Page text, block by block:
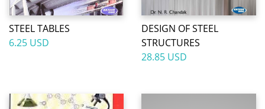
STEEL TABLES
6.25 USD
DESIGN OF STEEL
STRUCTURES
28.85 USD